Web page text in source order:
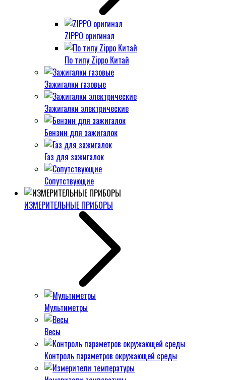
ZIPPO оригинал
По типу Zippo Китай
Зажигалки газовые
Зажигалки электрические
Бензин для зажигалок
Газ для зажигалок
Сопутствующие
ИЗМЕРИТЕЛЬНЫЕ ПРИБОРЫ
Мультиметры
Весы
Контроль параметров окружающей среды